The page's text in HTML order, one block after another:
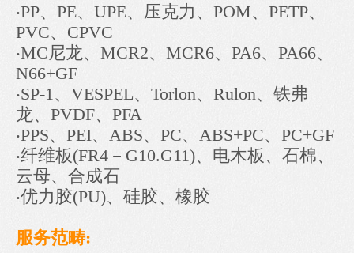
‧PP、PE、UPE、压克力、POM、PETP、
PVC、CPVC
‧MC尼龙、MCR2、MCR6、PA6、PA66、
N66+GF
‧SP-1、VESPEL、Torlon、Rulon、铁弗
龙、PVDF、PFA
‧PPS、PEI、ABS、PC、ABS+PC、PC+GF
‧纤维板(FR4－G10.G11)、电木板、石棉、
云母、合成石
‧优力胶(PU)、硅胶、橡胶
服务范畴: